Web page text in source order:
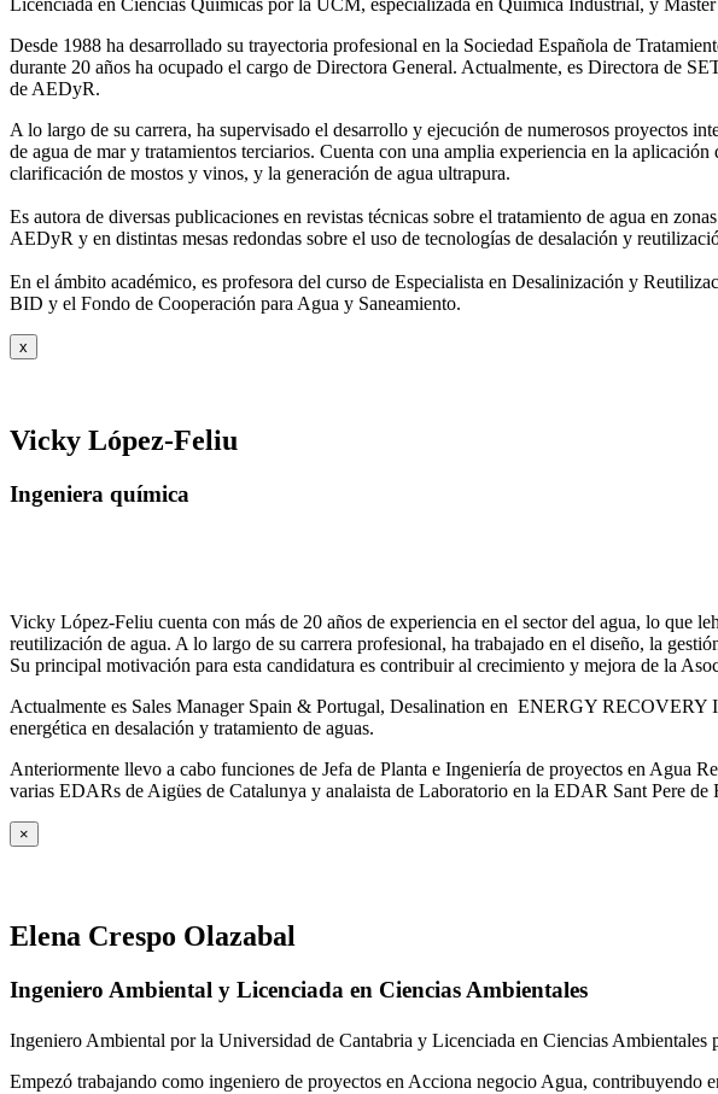
Desde 1988 ha desarrollado su trayectoria profesional en la Sociedad Española de
durante 20 años ha ocupado el cargo de Directora General. Actualmente, es Directora de
de AEDyR.
A lo largo de su carrera, ha supervisado el desarrollo y ejecución de numerosos proyectos
de agua de mar y tratamientos terciarios. Cuenta con una amplia experiencia en la aplicación
clarificación de mostos y vinos, y la generación de agua ultrapura.
Es autora de diversas publicaciones en revistas técnicas sobre el tratamiento de agua en
AEDyR y en distintas mesas redondas sobre el uso de tecnologías de desalación y
En el ámbito académico, es profesora del curso de Especialista en Desalinización y
BID y el Fondo de Cooperación para Agua y Saneamiento.
x
Vicky López-Feliu
Ingeniera química
Vicky López-Feliu cuenta con más de 20 años de experiencia en el sector del agua, lo que
reutilización de agua. A lo largo de su carrera profesional, ha trabajado en el diseño, la
Su principal motivación para esta candidatura es contribuir al crecimiento y mejora de la
Actualmente es Sales Manager Spain & Portugal, Desalination en ENERGY RECOVERY
energética en desalación y tratamiento de aguas.
Anteriormente llevo a cabo funciones de Jefa de Planta e Ingeniería de proyectos en
varias EDARs de Aigües de Catalunya y analaista de Laboratorio en la EDAR Sant Pere de
×
Elena Crespo Olazabal
Ingeniero Ambiental y Licenciada en Ciencias Ambientales
Ingeniero Ambiental por la Universidad de Cantabria y Licenciada en Ciencias
Empezó trabajando como ingeniero de proyectos en Acciona negocio Agua, contribuyendo